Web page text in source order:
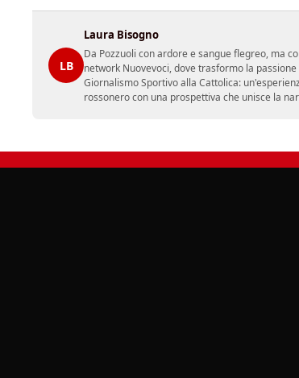
LB
Laura Bisogno
Da Pozzuoli con ardore e sangue flegreo, ma
network Nuovevoci, dove trasformo la
Giornalismo Sportivo alla Cattolica:
rossonero con una prospettiva che unisce la